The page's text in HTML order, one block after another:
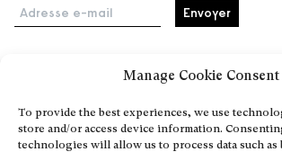
Manage Cookie Consent
To provide the best experiences, we use
store and/or access device information.
technologies will allow us to process data such
Adresse e-mail
Événements
À propos